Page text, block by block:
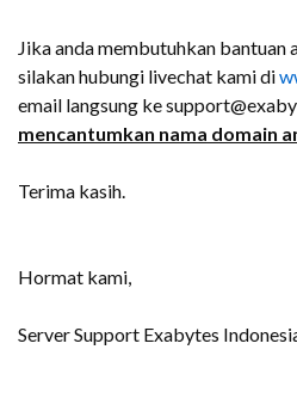
Jika anda membutuhkan
silakan hubungi livechat kami di
email langsung ke
mencantumkan nama domain
Terima kasih.
Hormat kami,
Server Support Exabytes